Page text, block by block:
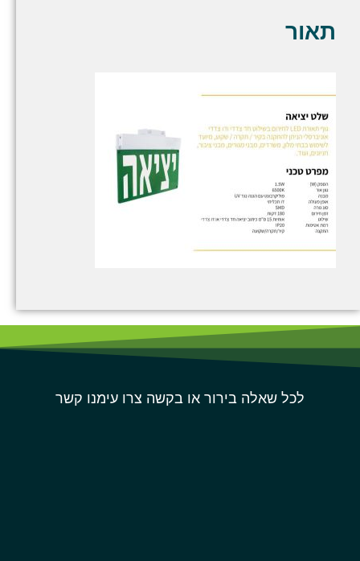
תאור
לכל שאלה בירור או בקשה צרו עימנו קשר